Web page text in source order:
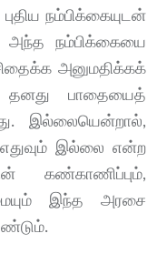
நம்பிக்கையுடன்
அந்த நம்பிக்கையை
அனுமதிக்கக்
தனது பாதையைத்
இல்லையென்றால்,
இல்லை என்ற
கண்காணிப்பும்,
இந்த அரசை